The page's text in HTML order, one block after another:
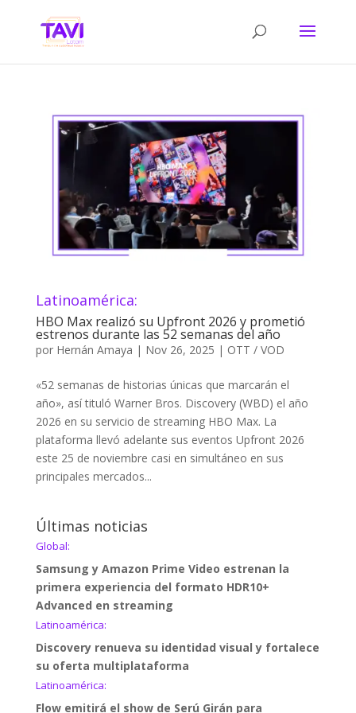
Latinoamérica:
HBO Max realizó su Upfront 2026 y prometió
estrenos durante las 52 semanas del año
por Hernán Amaya | Nov 26, 2025 | OTT / VOD
«52 semanas de historias únicas que marcarán el
año», así tituló Warner Bros. Discovery (WBD) el año
2026 en su servicio de streaming HBO Max. La
plataforma llevó adelante sus eventos Upfront 2026
este 25 de noviembre casi en simultáneo en sus
principales mercados...
Últimas noticias
Global:
Samsung y Amazon Prime Video estrenan la
primera experiencia del formato HDR10+
Advanced en streaming
Latinoamérica:
Discovery renueva su identidad visual y fortalece
su oferta multiplataforma
Latinoamérica:
Flow emitirá el show de Serú Girán para